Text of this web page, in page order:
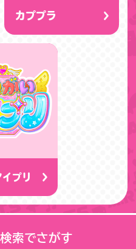
カププラ
プリ
索でさがす